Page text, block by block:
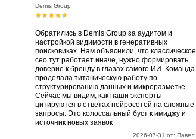
Demis Group
Обратились в Demis Group за аудитом и
настройкой видимости в генеративных
поисковиках. Нам объяснили, что классическое
сео тут работает иначе, нужно формировать
доверие к бренду в глазах самого ИИ. Команда
проделала титаническую работу по
структурированию данных и микроразметке.
Сейчас мы видим, как наши эксперты
цитируются в ответах нейросетей на сложные
запросы. Это колоссальный буст к имиджу и
источник новых заявок
2026-07-31 от: Павел